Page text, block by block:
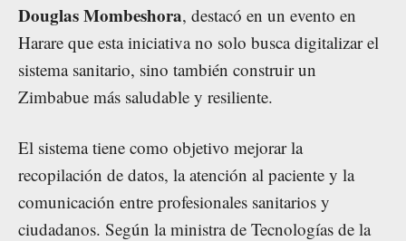
Douglas Mombeshora, destacó en un evento en
Harare que esta iniciativa no solo busca digitalizar el
sistema sanitario, sino también construir un
Zimbabue más saludable y resiliente.
El sistema tiene como objetivo mejorar la
recopilación de datos, la atención al paciente y la
comunicación entre profesionales sanitarios y
ciudadanos. Según la ministra de Tecnologías de la